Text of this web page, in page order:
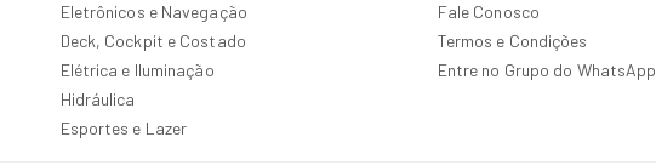
Eletrônicos e Navegação
Deck, Cockpit e Costado
Elétrica e Iluminação
Hidráulica
Esportes e Lazer
Fale Conosco
Termos e Condições
Entre no Grupo do WhatsApp